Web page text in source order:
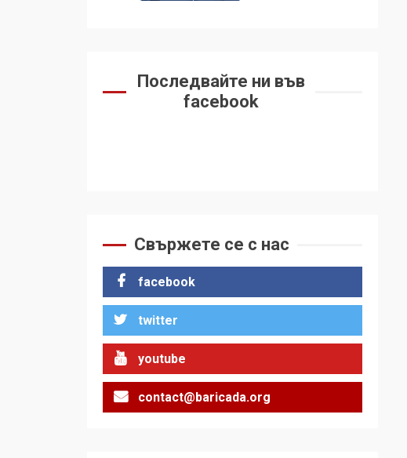
Последвайте ни във
facebook
Свържете се с нас
facebook
twitter
youtube
contact@baricada.org